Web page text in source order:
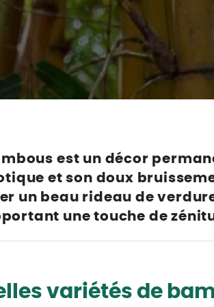
terre, ails, oignons, échalotes
légumes et aromatiques
légumes et aromatiques
agrumes
et petits mammifères
soins
et petits mammifères
et accessoires
jardin
Poulaillers,
Hygiène et soins
Apiculture
Librairie et
est un décor
et son doux
un beau rideau de
une touche de
variétés de